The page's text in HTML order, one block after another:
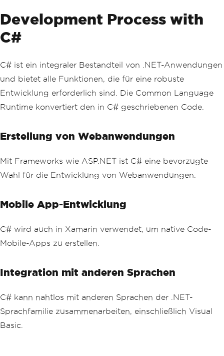
Development Process with
C#
C# ist ein integraler Bestandteil von .NET-Anwendungen
und bietet alle Funktionen, die für eine robuste
Entwicklung erforderlich sind. Die Common Language
Runtime konvertiert den in C# geschriebenen Code.
Erstellung von Webanwendungen
Mit Frameworks wie ASP.NET ist C# eine bevorzugte
Wahl für die Entwicklung von Webanwendungen.
Mobile App-Entwicklung
C# wird auch in Xamarin verwendet, um native Code-
Mobile-Apps zu erstellen.
Integration mit anderen Sprachen
C# kann nahtlos mit anderen Sprachen der .NET-
Sprachfamilie zusammenarbeiten, einschließlich Visual
Basic.